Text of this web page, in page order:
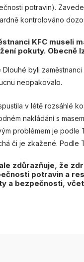
potravin).
kontrolováno
KFC museli
pokuty. Obecně
Dlouhé byli
neopakovalo.
v létě rozsáhlé
nakládání s
problémem je podle
či je zkažené. Podle
zdůrazňuje, že
potravin a
a bezpečnosti,